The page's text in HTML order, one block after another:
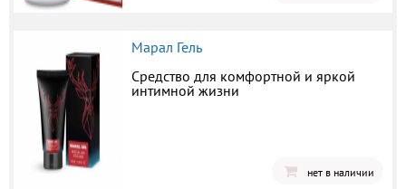
Марал Гель
Средство для комфортной и яркой
интимной жизни
нет в наличии